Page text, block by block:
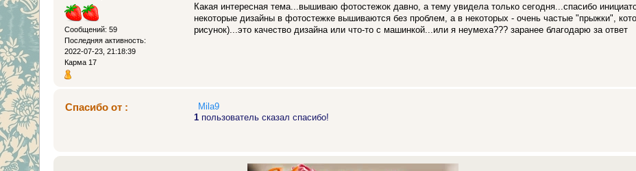
Сообщений: 59
Последняя активность:
2022-07-23, 21:18:39
Карма 17
Какая интересная тема...вышиваю фотостежок давно, а тему увидела только сегодня...спасибо
некоторые дизайны в фотостежке вышиваются без проблем, а в некоторых - очень частые "прыжки",
рисунок)...это качество дизайна или что-то с машинкой...или я неумеха??? заранее благодарю за ответ
Спасибо от :
Mila9
1пользователь сказал спасибо!